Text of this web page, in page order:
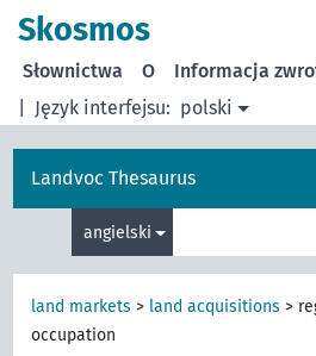
Skosmos
Język interfejsu: polski
Słownictwa O Informacja
Landvoc Thesaurus
angielski
land markets > land acquisitions >
occupation